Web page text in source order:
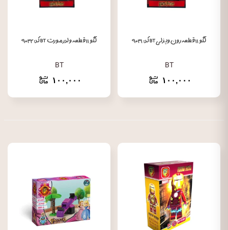
لگو ۱۱ قطعه رون ویزلیBT کد: ۹۰۳۱
BT
۱۰۰,۰۰۰
لگو ۱۱ قطعه ولدرمورت BT کد: ۹۰۳۲
BT
۱۰۰,۰۰۰